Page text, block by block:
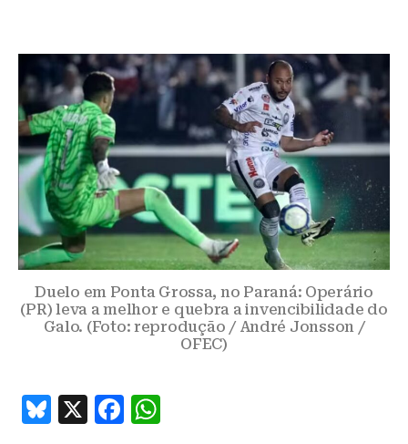
Duelo em Ponta Grossa, no Paraná: Operário
(PR) leva a melhor e quebra a invencibilidade do
Galo. (Foto: reprodução / André Jonsson /
OFEC)
B
X
F